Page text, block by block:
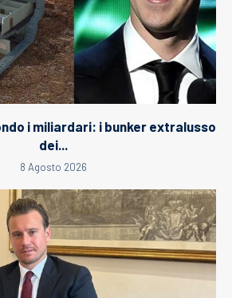
i miliardari: i bunker extralusso
dei...
8 Agosto 2026